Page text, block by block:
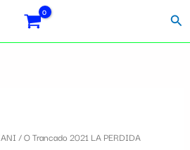
/ O Trancado 2021 LA PERDIDA